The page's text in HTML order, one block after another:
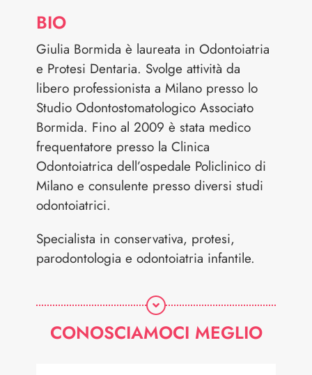
BIO
Giulia Bormida è laureata in Odontoiatria
e Protesi Dentaria. Svolge attività da
libero professionista a Milano presso lo
Studio Odontostomatologico Associato
Bormida. Fino al 2009 è stata medico
frequentatore presso la Clinica
Odontoiatrica dell’ospedale Policlinico di
Milano e consulente presso diversi studi
odontoiatrici.
Specialista in conservativa, protesi,
parodontologia e odontoiatria infantile.
CONOSCIAMOCI MEGLIO